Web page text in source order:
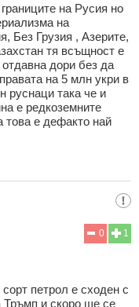
на Русия но
на
Без Грузия , Азерите,
тя всъщност е
дори без да
на 5 млн укри в
руснаци така че и
е редкоземните
това е дефакто най
1
0
петрол е сходен с
Тръмп и скоро ще се